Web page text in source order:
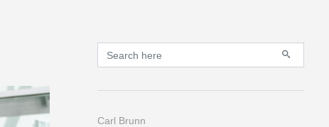
Primary
Search for:
Carl Brunn